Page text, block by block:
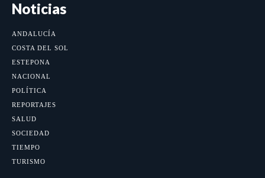
Noticias
ANDALUCÍA
COSTA DEL SOL
ESTEPONA
NACIONAL
POLÍTICA
REPORTAJES
SALUD
SOCIEDAD
TIEMPO
TURISMO